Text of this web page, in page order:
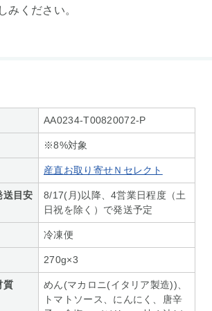
みください。
AA0234-T00820072-P
※8%対象
産直お取り寄せＮセレクト
送目安
8/17(月)以降、4営業日程度（土
日祝を除く）で発送予定
冷凍便
270g×3
質
めん(マカロニ(イタリア製造))、
トマトソース、にんにく、唐辛